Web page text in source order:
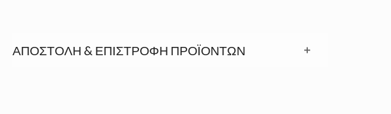
ΑΠΟΣΤΟΛΉ & ΕΠΙΣΤΡΟΦΉ ΠΡΟΪΟΝΤΩΝ